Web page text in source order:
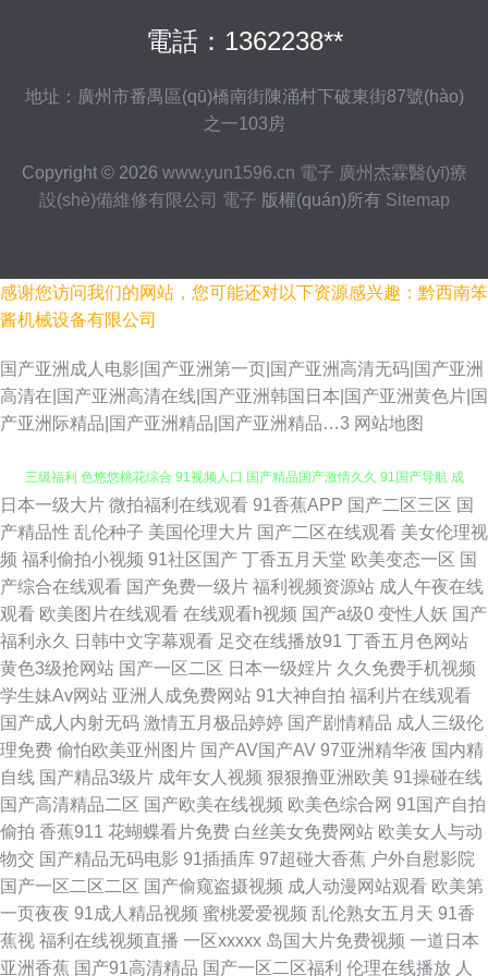
電話：1362238**
地址：廣州市番禺區(qū)橋南街陳涌村下破東街87號(hào)
之一103房
Copyright © 2026 www.yun1596.cn 電子 廣州杰霖醫(yī)療
設(shè)備維修有限公司 電子 版權(quán)所有 Sitemap
感谢您访问我们的网站，您可能还对以下资源感兴趣：黔西南笨
酱机械设备有限公司
国产亚洲成人电影|国产亚洲第一页|国产亚洲高清无码|国产亚洲
高清在|国产亚洲高清在线|国产亚洲韩国日本|国产亚洲黄色片|国
产亚洲际精品|国产亚洲精品|国产亚洲精品…3 网站地图
九一传媒官网 99热热草 久久福利二区 欧美人妖特级电影 久久日精品 国产91
三级福利 色悠悠桃花综合 91视频人口 国产精品国产激情久久 91国产导航 成
人版黑丝电影 性爱短视频 天堂视频西区 色婷婷国产精品久久 成人sss网站
美女丝袜足交 91校花宝儿在线 人妻97资源站 免费三级成人网址 久久爱97
久草福利视频观看 91Pron首页 性福AⅤ 岛国不卡Av 91妻人人澡人人爽 手机
在线观看殴美三 国产92在线 玖玖99影院 加勒比东京热色图AV 成人ss网站
豆花免费网站 A片资源网 91社区在线观看 91福利姬免费看 91免费看网站 91
黑丝成人视频 91福利0 四虎精品久久精品 欧美AA色影院 丝袜人妻无码专区
视频 91人人妻人人藻 99久久无码视频 精品亚洲少妇流水 三级网址直接免费
日本一级大片 微拍福利在线观看 91香蕉APP 国产二区三区 国
产精品性 乱伦种子 美国伦理大片 国产二区在线观看 美女伦理视
频 福利偷拍小视频 91社区国产 丁香五月天堂 欧美变态一区 国
产综合在线观看 国产免费一级片 福利视频资源站 成人午夜在线
观看 欧美图片在线观看 在线观看h视频 国产a级0 变性人妖 国产
福利永久
日韩中文字幕观看 足交在线播放91 丁香五月色网站
黄色3级抢网站 国产一区二区 日本一级婬片 久久免费手机视频
学生妹Av网站 亚洲人成免费网站 91大神自拍 福利片在线观看
国产成人内射无码 激情五月极品婷婷 国产剧情精品 成人三级伦
理免费 偷怕欧美亚州图片 国产AV国产AV 97亚洲精华液 国内精
自线 国产精品3级片 成年女人视频 狠狠撸亚洲欧美 91操碰在线
国产高清精品二区 国产欧美在线视频 欧美色综合网 91国产自拍
偷拍 香蕉911 花蝴蝶看片免费 白丝美女免费网站 欧美女人与动
物交 国产精品无码电影 91插插库 97超碰大香蕉 户外自慰影院
国产一区二区二区 国产偷窥盗摄视频 成人动漫网站观看 欧美第
一页夜夜 91成人精品视频 蜜桃爱爱视频 乱伦熟女五月天 91香
蕉视 福利在线视频直播 一区xxxxx 岛国大片免费视频 一道日本
亚洲香蕉 国产91高清精品 国产一区二区福利 伦理在线播放 人